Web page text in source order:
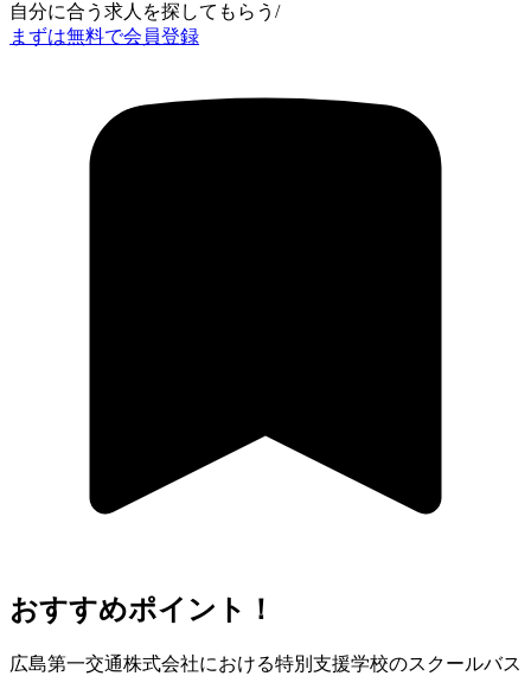
自分に合う求人を探してもらう /
まずは無料で会員登録
おすすめポイント！
広島第一交通株式会社における特別支援学校のスクールバス